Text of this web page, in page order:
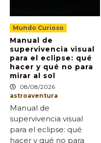
Mundo Curioso
Manual de
supervivencia visual
para el eclipse: qué
hacer y qué no para
mirar al sol
08/08/2026
astroaventura
Manual de
supervivencia visual
para el eclipse: qué
hacer y qué no para